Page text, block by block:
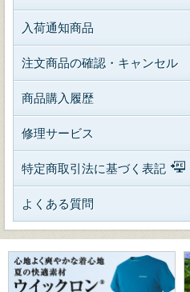
入荷通知商品
注文商品の確認・キャンセル
商品購入履歴
修理サービス
特定商取引法に基づく表記
よくある質問